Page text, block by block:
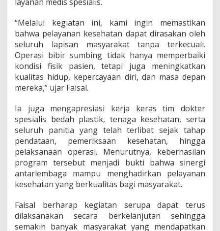
“Melalui kegiatan ini, kami ingin memastikan
bahwa pelayanan kesehatan dapat dirasakan oleh
seluruh lapisan masyarakat tanpa terkecuali.
Operasi bibir sumbing tidak hanya memperbaiki
kondisi fisik pasien, tetapi juga meningkatkan
kualitas hidup, kepercayaan diri, dan masa depan
mereka,” ujar Faisal.
Ia juga mengapresiasi kerja keras tim dokter
spesialis bedah plastik, tenaga kesehatan, serta
seluruh panitia yang telah terlibat sejak tahap
pendataan, pemeriksaan kesehatan, hingga
pelaksanaan operasi. Menurutnya, keberhasilan
program tersebut menjadi bukti bahwa sinergi
antarlembaga mampu menghadirkan pelayanan
kesehatan yang berkualitas bagi masyarakat.
Faisal berharap kegiatan serupa dapat terus
dilaksanakan secara berkelanjutan sehingga
semakin banyak masyarakat yang mendapatkan